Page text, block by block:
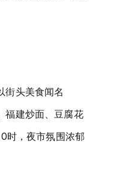
街头美食闻名
福建炒面、豆腐花
时，夜市氛围浓郁